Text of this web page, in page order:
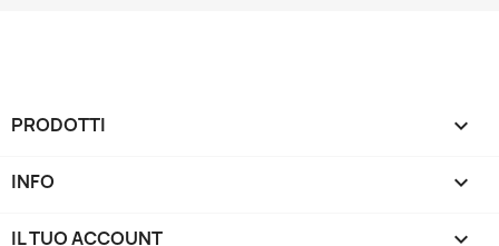
PRODOTTI 
INFO 
IL TUO ACCOUNT 